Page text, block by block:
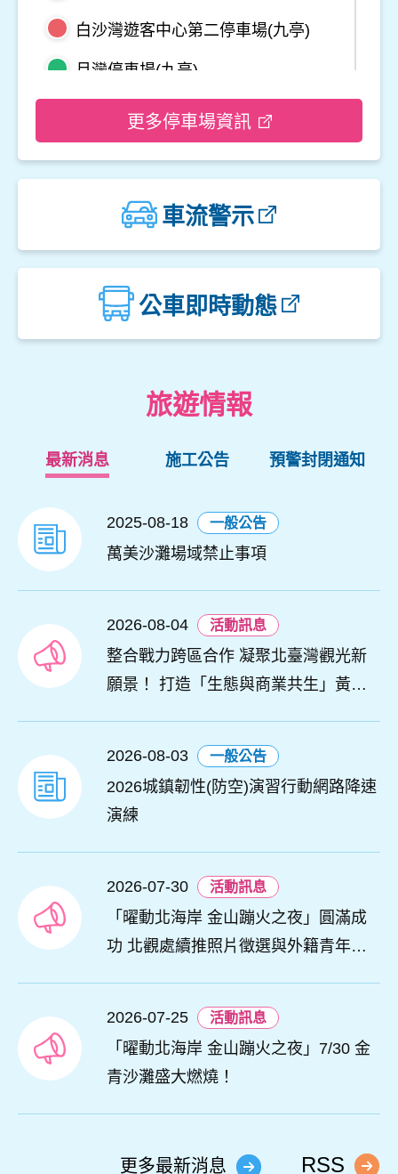
白沙灣遊客中心第二停車場(九亭)
月灣停車場(九亭)
野柳地質公園停車場
觀音山遊客中心停車場一
楓櫃斗湖停車場
中角灣停車場
更多停車場資訊
車流警示
公車即時動態
旅遊情報
最新消息
2025-08-18 一般公告
萬美沙灘場域禁止事項
2026-08-04 活動訊息
整合戰力跨區合作 凝聚北臺灣觀光新
願景！ 打造「生態與商業共生」黃金
2026-08-03 一般公告
2026城鎮韌性(防空)演習行動網路降速
演練
2026-07-30 活動訊息
「曜動北海岸 金山蹦火之夜」圓滿成
功 北觀處續推照片徵選與外籍青年免
2026-07-25 活動訊息
「曜動北海岸 金山蹦火之夜」7/30 金
青沙灘盛大燃燒！
施工公告 預警封閉通知
更多最新消息 RSS